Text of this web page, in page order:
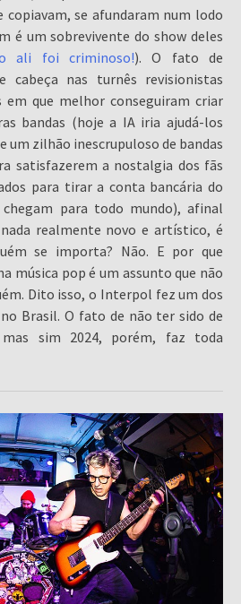
copiavam, se afundaram num lodo
é um sobrevivente do show deles
ali foi criminoso!). O fato de
cabeça nas turnês revisionistas
em que melhor conseguiram criar
bandas (hoje a IA iria ajudá-los
zilhão inescrupuloso de bandas
satisfazerem a nostalgia dos fãs
para tirar a conta bancária do
para todo mundo), afinal
realmente novo e artístico, é
se importa? Não. E por que
música pop é um assunto que não
Dito isso, o Interpol fez um dos
Brasil. O fato de não ter sido de
mas sim 2024, porém, faz toda